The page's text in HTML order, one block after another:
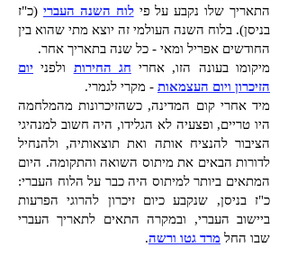
התאריך שלו נקבע על פילוח השנה העברי (כ"ז
בניסן). בלוח השנה העולמי זה יוצא מתי שהוא בין
החודשים אפריל ומאי - כל שנה בתאריך אחר.
מיקומו בעונה הזו, אחרי חג החירות ולפני יום
הזיכרון ויום העצמאות - מקרי לגמרי.
מיד אחרי קום המדינה, כשהזיכרונות מהמלחמה
היו טריים, ופצעיה לא הגלידו, היה חשוב למנהיגי
הציבור להנציח אותה ואת תוצאותיה, ולהנחיל
לדורות הבאים את מיתוס השואה והתקומה. היום
המתאים ביותר למיתוס היה כבר על הלוח העברי:
כ"ז בניסן, שנקבע כיום זיכרון להרוגי הפרעות
ביישוב העברי, ובמקרה התאים לתאריך העברי
שבו החל מרד גטו ורשה.